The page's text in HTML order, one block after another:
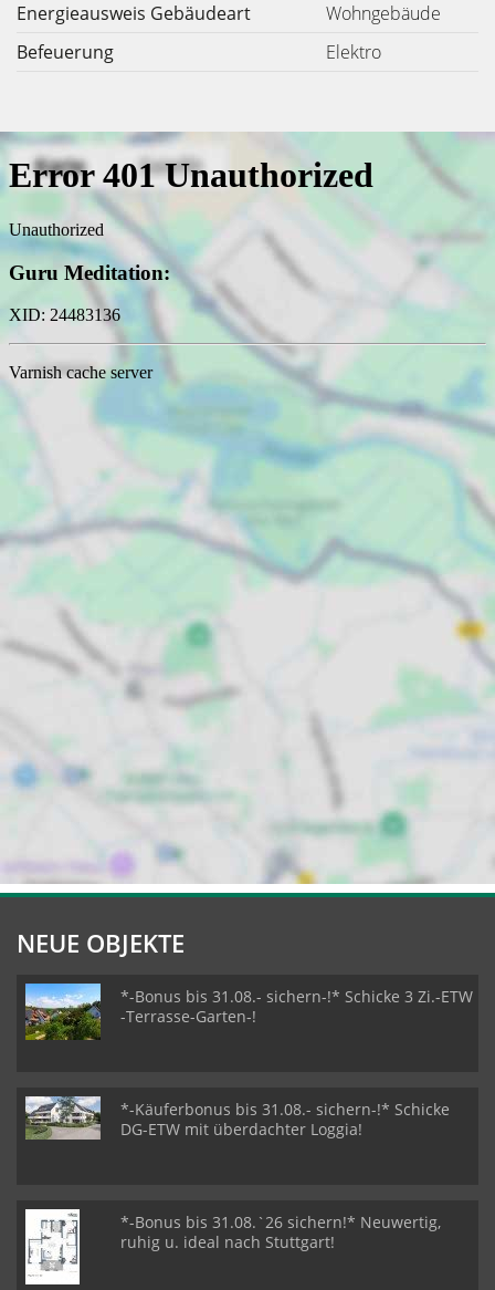
Energieausweis Gebäudeart
Wohngebäude
Befeuerung
Elektro
NEUE OBJEKTE
*-Bonus bis 31.08.- sichern-!* Schicke 3 Zi.-ETW
-Terrasse-Garten-!
*-Käuferbonus bis 31.08.- sichern-!* Schicke
DG-ETW mit überdachter Loggia!
*-Bonus bis 31.08.`26 sichern!* Neuwertig,
ruhig u. ideal nach Stuttgart!